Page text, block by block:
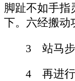
脚趾不如手指
下。六经搬动
3 站马步
4 再进行